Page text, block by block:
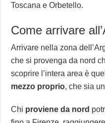
Toscana e Orbetello.
Come arrivare
Arrivare nella zona
che si provenga da nord
scoprire l’intera area è
mezzo proprio, che sia
Chi proviene da nord